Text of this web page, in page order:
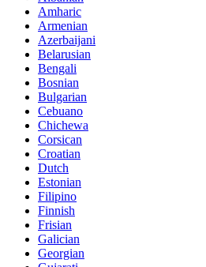
Amharic
Armenian
Azerbaijani
Belarusian
Bengali
Bosnian
Bulgarian
Cebuano
Chichewa
Corsican
Croatian
Dutch
Estonian
Filipino
Finnish
Frisian
Galician
Georgian